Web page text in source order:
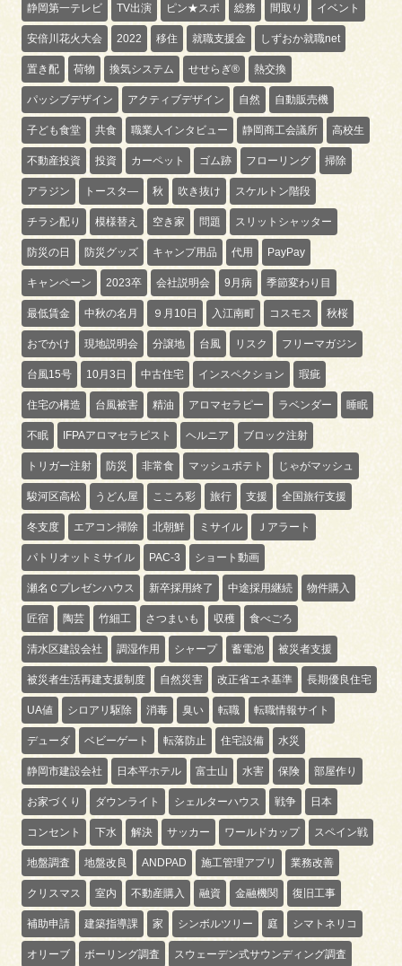
静岡第一テレビ TV出演 ピン★スポ 総務 間取り イベント
安倍川花火大会 2022 移住 就職支援金 しずおか就職net
置き配 荷物 換気システム せせらぎ® 熱交換
パッシブデザイン アクティブデザイン 自然 自動販売機
子ども食堂 共食 職業人インタビュー 静岡商工会議所 高校生
不動産投資 投資 カーペット ゴム跡 フローリング 掃除
アラジン トースタ― 秋 吹き抜け スケルトン階段
チラシ配り 模様替え 空き家 問題 スリットシャッター
防災の日 防災グッズ キャンプ用品 代用 PayPay
キャンペーン 2023卒 会社説明会 9月病 季節変わり目
最低賃金 中秋の名月 ９月10日 入江南町 コスモス 秋桜
おでかけ 現地説明会 分譲地 台風 リスク フリーマガジン
台風15号 10月3日 中古住宅 インスペクション 瑕疵
住宅の構造 台風被害 精油 アロマセラピー ラベンダー 睡眠
不眠 IFPAアロマセラピスト ヘルニア ブロック注射
トリガー注射 防災 非常食 マッシュポテト じゃがマッシュ
駿河区高松 うどん屋 こころ彩 旅行 支援 全国旅行支援
冬支度 エアコン掃除 北朝鮮 ミサイル Ｊアラート
パトリオットミサイル PAC-3 ショート動画
瀬名Ｃプレゼンハウス 新卒採用終了 中途採用継続 物件購入
匠宿 陶芸 竹細工 さつまいも 収穫 食べごろ
清水区建設会社 調湿作用 シャープ 蓄電池 被災者支援
被災者生活再建支援制度 自然災害 改正省エネ基準 長期優良住宅
UA値 シロアリ駆除 消毒 臭い 転職 転職情報サイト
デューダ ベビーゲート 転落防止 住宅設備 水災
静岡市建設会社 日本平ホテル 富士山 水害 保険 部屋作り
お家づくり ダウンライト シェルターハウス 戦争 日本
コンセント 下水 解決 サッカー ワールドカップ スペイン戦
地盤調査 地盤改良 ANDPAD 施工管理アプリ 業務改善
クリスマス 室内 不動産購入 融資 金融機関 復旧工事
補助申請 建築指導課 家 シンボルツリー 庭 シマトネリコ
オリーブ ボーリング調査 スウェーデン式サウンディング調査